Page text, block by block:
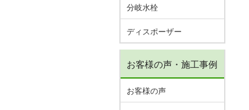
分岐水栓
ディスポーザー
お客様の声・施工事例
お客様の声